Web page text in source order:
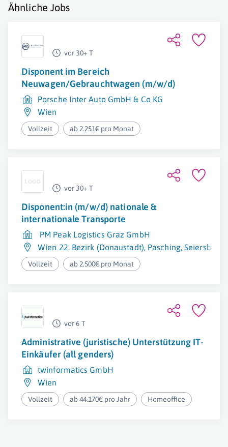
Ähnliche Jobs
vor 30+ T
Disponent im Bereich
Neuwagen/Gebrauchtwagen (m/w/d)
Porsche Inter Auto GmbH & Co KG
Wien
Vollzeit ab 2.251€ pro Monat
vor 30+ T
Disponent:in (m/w/d) nationale &
internationale Transporte
PM Peak Logistics Graz GmbH
Wien 22. Bezirk (Donaustadt), Pasching,Seiersberg-
Vollzeit ab 2.500€ pro Monat
vor 6 T
Administrative (juristische) Unterstützung IT-
Einkäufer (all genders)
twinformatics GmbH
Wien
Vollzeit ab 44.170€ pro Jahr Homeoffice